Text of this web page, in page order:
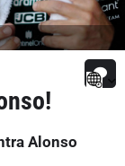
Alonso